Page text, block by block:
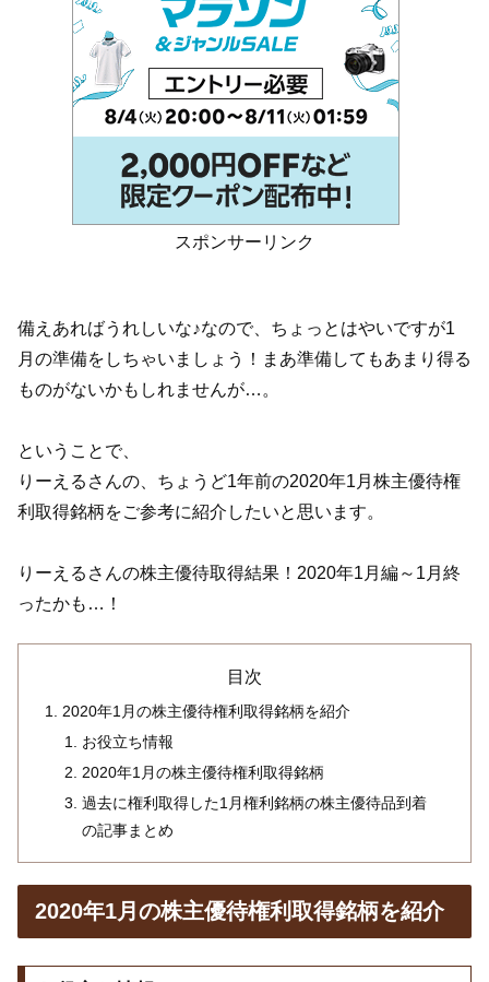
スポンサーリンク
備えあればうれしいな♪なので、ちょっとはやいですが1
月の準備をしちゃいましょう！まあ準備してもあまり得る
ものがないかもしれませんが…。
ということで、
りーえるさんの、ちょうど1年前の2020年1月株主優待権
利取得銘柄をご参考に紹介したいと思います。
りーえるさんの株主優待取得結果！2020年1月編～1月終
ったかも…！
目次
2020年1月の株主優待権利取得銘柄を紹介
お役立ち情報
2020年1月の株主優待権利取得銘柄
過去に権利取得した1月権利銘柄の株主優待品到着
の記事まとめ
2020年1月の株主優待権利取得銘柄を紹介